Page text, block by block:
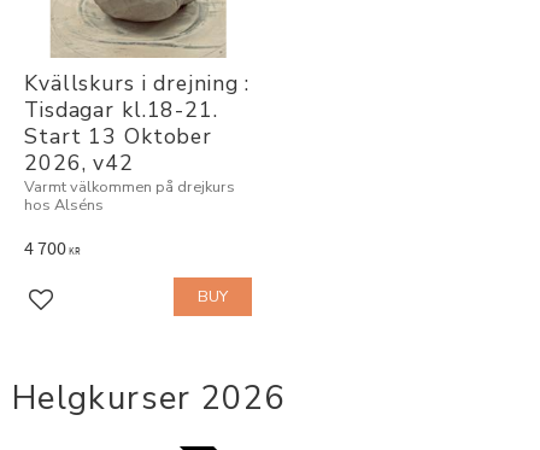
Kvällskurs i drejning :
Tisdagar kl.18-21.
Start 13 Oktober
2026, v42
Varmt välkommen på drejkurs
hos Alséns
4 700KR
Add to favorites
BUY
Helgkurser 2026